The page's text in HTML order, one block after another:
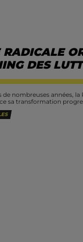
RADICALE
DES
de nombreuses années,
sa transformation